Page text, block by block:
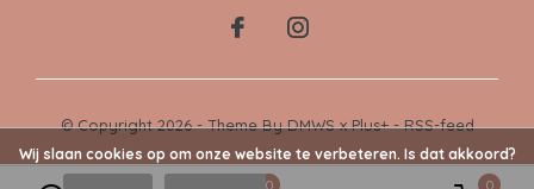
© Copyright2026- Theme ByDMWSxPlus+-RSS-feed
0 0
Wij slaan cookies op om onze website te verbeteren. Is dat akkoord?